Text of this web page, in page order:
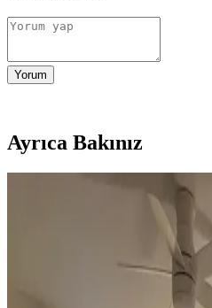
Yorum
Ayrıca Bakınız
Koltuk ve Aksesuar
Dekorasyonda Görsel
Koltuk ve aksesuar sandalyelerde
yol açabilir. Halı, perde, yastık ve
dengelenerek mekanın estetik